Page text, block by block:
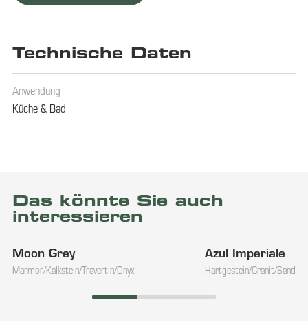
Technische Daten
Anwendung
Küche & Bad
Das könnte Sie auch
interessieren
Moon Grey
Marmor/Kalkstein/Travertin/Onyx
Azul Imperiale
Hartgestein/Granit/